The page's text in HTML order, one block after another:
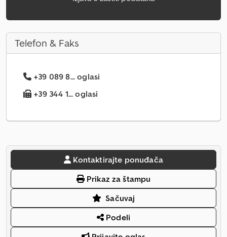
Telefon & Faks
+39 089 8... oglasi
+39 344 1... oglasi
Kontaktirajte ponuđača
Prikaz za štampu
Sačuvaj
Podeli